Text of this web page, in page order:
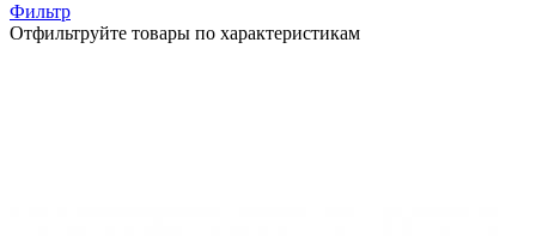
Фильтр
Отфильтруйте товары по характеристикам